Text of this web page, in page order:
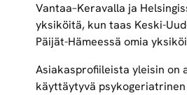
Vantaa–Keravalla ja
yksiköitä, kun taas Keski-
Päijät-Hämeessä omia
Asiakasprofiileista yleisin on
käyttäytyvä